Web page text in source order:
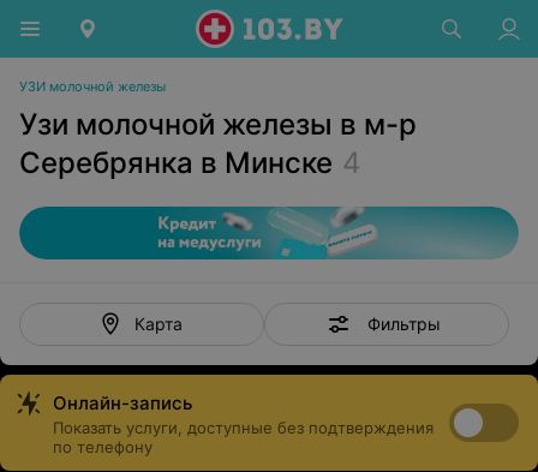
УЗИ молочной железы
Узи молочной железы в м-р
Серебрянка в Минске 4
Карта Фильтры
Онлайн-запись
Показать услуги, доступные без подтверждения
по телефону